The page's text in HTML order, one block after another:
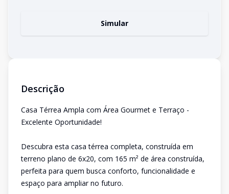
Simular
Descrição
Casa Térrea Ampla com Área Gourmet e Terraço -
Excelente Oportunidade!
Descubra esta casa térrea completa, construída em
terreno plano de 6x20, com 165 m² de área construída,
perfeita para quem busca conforto, funcionalidade e
espaço para ampliar no futuro.